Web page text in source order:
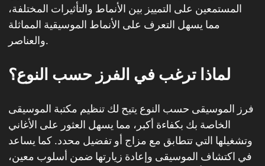
المستمعين على التمييز بين الأنماط والتأثيرات المختلفة،
مما يسهل التعرف على الأنماط الموسيقية المماثلة
والعناصر.
لماذا ترغب في الفرز حسب النوع؟
فرز الموسيقى حسب النوع يتيح لك تنظيم مكتبة الموسيقى
الخاصة بك بكفاءة أكبر، مما يسهل العثور على الأغاني
وتشغيلها التي تتطابق مع مزاج أو تفضيل محدد. كما يساعد
في اكتشاف الموسيقى وإعادة زيارتها ضمن أسلوب معين،